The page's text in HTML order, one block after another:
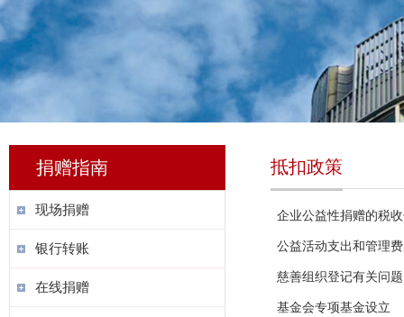
捐赠指南
现场捐赠
银行转账
在线捐赠
抵扣政策
企业公益性捐赠的税
公益活动支出和管理
慈善组织登记有关问题
基金会专项基金设立